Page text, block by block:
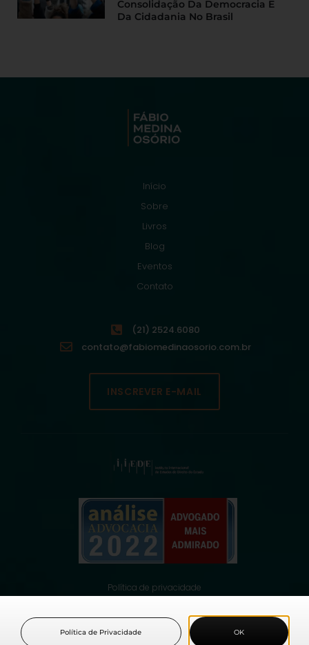
Consolidação Da Democracia E
Da Cidadania No Brasil
Início
Sobre
Livros
Blog
Eventos
Contato
(21) 2524.6080
contato@fabiomedinaosorio.com.br
INSCREVER E-MAIL
Política de privacidade
© 2021 Fabio Medina Osorio, todos os direitos reservados.
OK
Política de Privacidade